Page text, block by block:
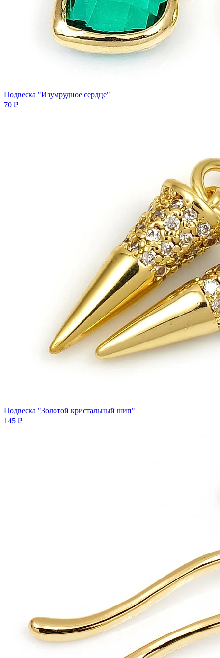
Подвеска "Изумрудное сердце"
70 ₽
Подвеска "Золотой кристальный шип"
145 ₽